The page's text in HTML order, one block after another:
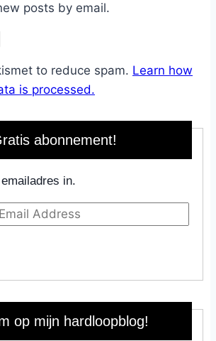
posts by email.
to reduce spam. Learn how
is processed.
abonnement!
in.
op mijn hardloopblog!